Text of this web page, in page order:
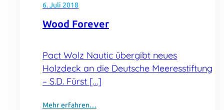
6. Juli 2018
Wood Forever
Pact Wolz Nautic übergibt neues
Holzdeck an die Deutsche Meeresstiftung
– S.D. Fürst […]
Mehr erfahren…